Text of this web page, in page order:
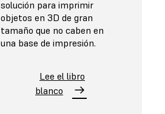
solución para imprimir
objetos en 3D de gran
tamaño que no caben en
una base de impresión.
Lee el libro
blanco